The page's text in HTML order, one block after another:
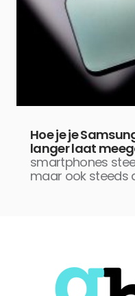
Hoe je je
langer laat
smartphones
maar ook steeds